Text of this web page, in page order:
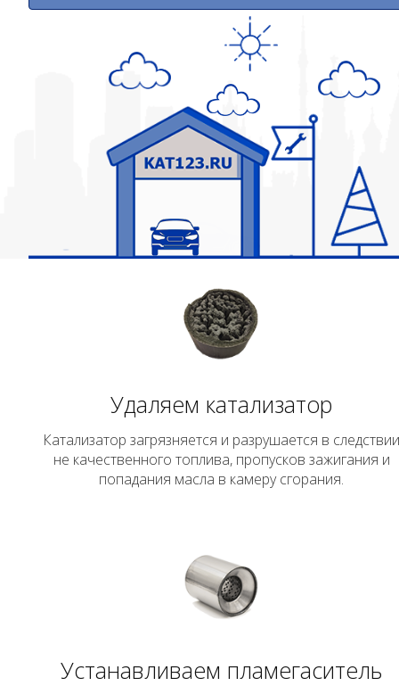
Удаляем катализатор
Катализатор загрязняется и разрушается в следствии
не качественного топлива, пропусков зажигания и
попадания масла в камеру сгорания.
Устанавливаем пламегаситель